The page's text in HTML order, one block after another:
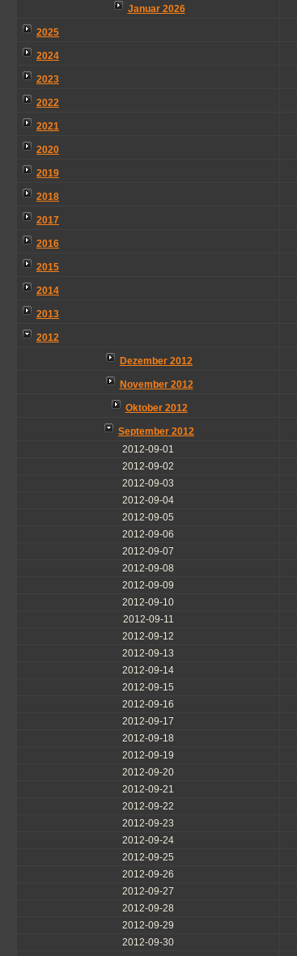
Januar 2026
2025
2024
2023
2022
2021
2020
2019
2018
2017
2016
2015
2014
2013
2012
Dezember 2012
November 2012
Oktober 2012
September 2012
2012-09-01
2012-09-02
2012-09-03
2012-09-04
2012-09-05
2012-09-06
2012-09-07
2012-09-08
2012-09-09
2012-09-10
2012-09-11
2012-09-12
2012-09-13
2012-09-14
2012-09-15
2012-09-16
2012-09-17
2012-09-18
2012-09-19
2012-09-20
2012-09-21
2012-09-22
2012-09-23
2012-09-24
2012-09-25
2012-09-26
2012-09-27
2012-09-28
2012-09-29
2012-09-30